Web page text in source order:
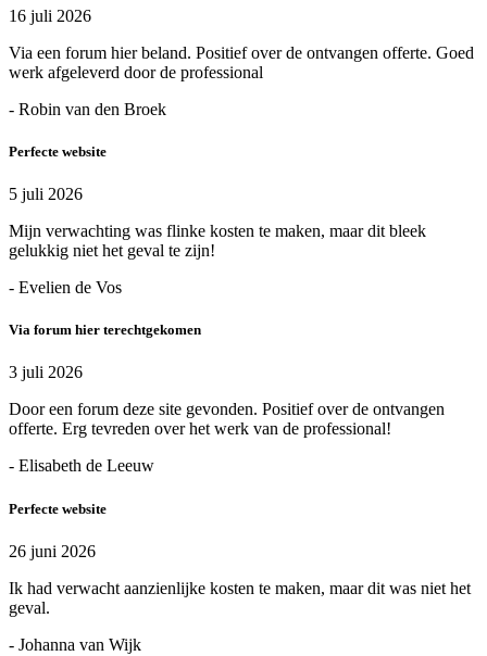
16 juli 2026
Via een forum hier beland. Positief over de ontvangen offerte. Goed
werk afgeleverd door de professional
- Robin van den Broek
Perfecte website
5 juli 2026
Mijn verwachting was flinke kosten te maken, maar dit bleek
gelukkig niet het geval te zijn!
- Evelien de Vos
Via forum hier terechtgekomen
3 juli 2026
Door een forum deze site gevonden. Positief over de ontvangen
offerte. Erg tevreden over het werk van de professional!
- Elisabeth de Leeuw
Perfecte website
26 juni 2026
Ik had verwacht aanzienlijke kosten te maken, maar dit was niet het
geval.
- Johanna van Wijk